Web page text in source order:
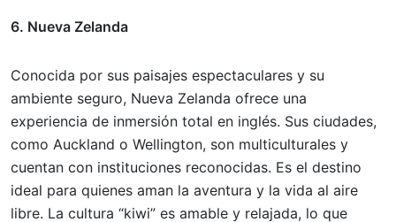
6. Nueva Zelanda
Conocida por sus paisajes espectaculares y su
ambiente seguro, Nueva Zelanda ofrece una
experiencia de inmersión total en inglés. Sus ciudades,
como Auckland o Wellington, son multiculturales y
cuentan con instituciones reconocidas. Es el destino
ideal para quienes aman la aventura y la vida al aire
libre. La cultura “kiwi” es amable y relajada, lo que